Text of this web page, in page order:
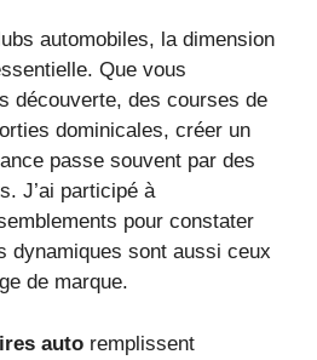
automobiles, la dimension
Que vous
découverte, des courses de
dominicales, créer un
passe souvent par des
J’ai participé à
pour constater
dynamiques sont aussi ceux
de marque.
auto remplissent